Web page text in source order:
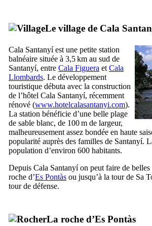
Le village de Cala
Cala Santanyíest une petite station
balnéaire située à 3,5 km au sud de
Santanyí, entre Cala Figuera et Cala
Llombards. Le développement
touristique débuta avec la construction
de l’hôtel Cala Santanyí, récemment
rénové (www.hotelcalasantanyi.com).
La station bénéficie d’une belle plage
de sable blanc, de 100 m de largeur,
malheureusement assez bondée en haute
popularité auprès des familles de Santanyí.
population d’environ 600 habitants.
Depuis Cala Santanyíon peut faire de belles
roche d’Es Pontàs ou jusqu’à la tour de Sa
tour de défense.
La roche d’Es Pontàs